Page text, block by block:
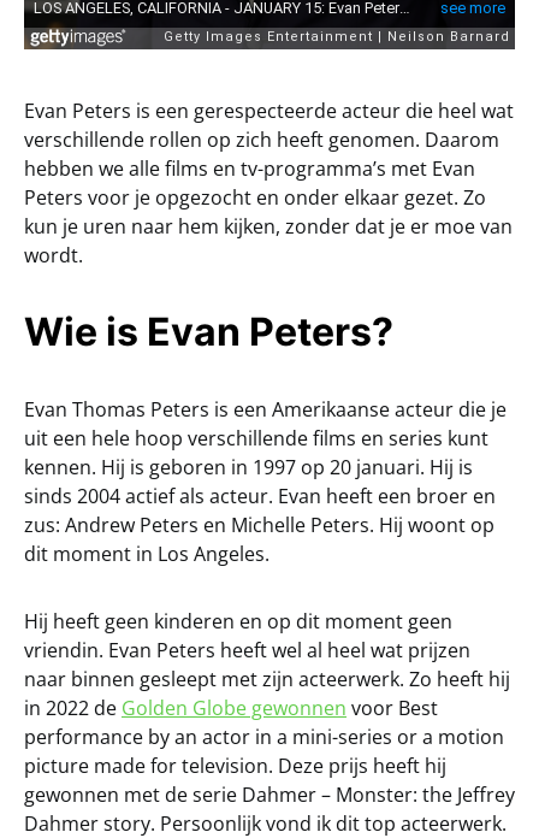
Evan Peters is een gerespecteerde acteur die heel wat
verschillende rollen op zich heeft genomen. Daarom
hebben we alle films en tv-programma’s met Evan
Peters voor je opgezocht en onder elkaar gezet. Zo
kun je uren naar hem kijken, zonder dat je er moe van
wordt.
Wie is Evan Peters?
Evan Thomas Peters is een Amerikaanse acteur die je
uit een hele hoop verschillende films en series kunt
kennen. Hij is geboren in 1997 op 20 januari. Hij is
sinds 2004 actief als acteur. Evan heeft een broer en
zus: Andrew Peters en Michelle Peters. Hij woont op
dit moment in Los Angeles.
Hij heeft geen kinderen en op dit moment geen
vriendin. Evan Peters heeft wel al heel wat prijzen
naar binnen gesleept met zijn acteerwerk. Zo heeft hij
in 2022 de Golden Globe gewonnen voor Best
performance by an actor in a mini-series or a motion
picture made for television. Deze prijs heeft hij
gewonnen met de serie Dahmer – Monster: the Jeffrey
Dahmer story. Persoonlijk vond ik dit top acteerwerk.